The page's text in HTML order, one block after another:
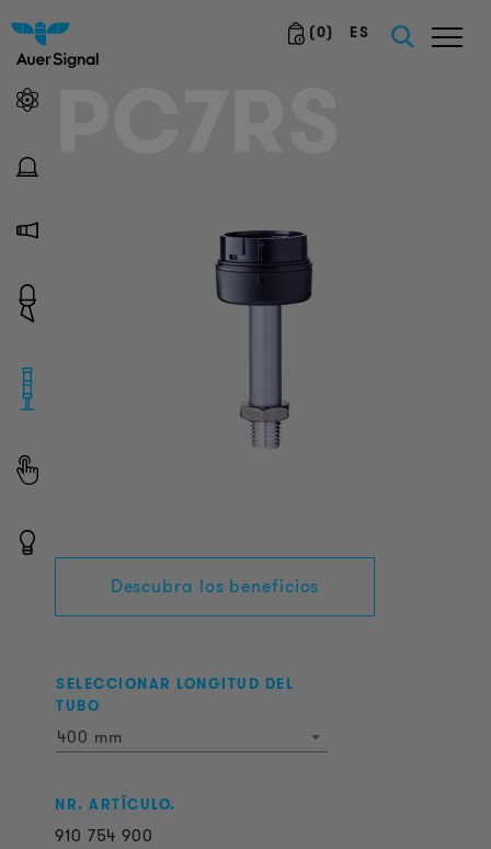
(0) ES
Descubra los beneficios
SELECCIONAR LONGITUD DEL
TUBO
400 mm
NR. ARTÍCULO.
910 754 900